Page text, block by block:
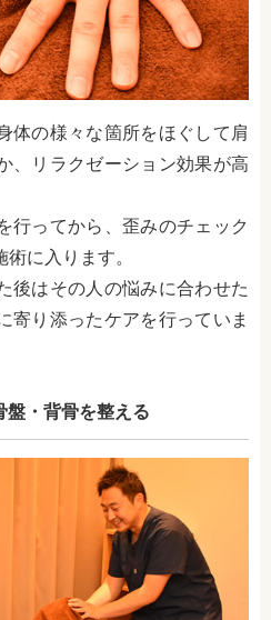
体の様々な箇所をほぐして肩
、リラクゼーション効果が高
行ってから、歪みのチェック
に入ります。
後はその人の悩みに合わせた
寄り添ったケアを行っていま
盤・背骨を整える